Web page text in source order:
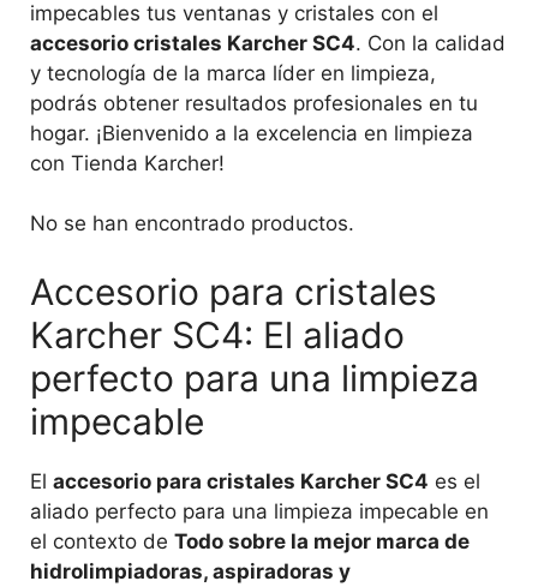
impecables tus ventanas y cristales con el
accesorio cristales Karcher SC4. Con la calidad
y tecnología de la marca líder en limpieza,
podrás obtener resultados profesionales en tu
hogar. ¡Bienvenido a la excelencia en limpieza
con Tienda Karcher!
No se han encontrado productos.
Accesorio para cristales
Karcher SC4: El aliado
perfecto para una limpieza
impecable
El accesorio para cristales Karcher SC4 es el
aliado perfecto para una limpieza impecable en
el contexto de Todo sobre la mejor marca de
hidrolimpiadoras, aspiradoras y